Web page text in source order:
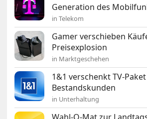
Generation des
in Telekom
Gamer verschieben
Preisexplosion
in Marktgeschehen
1&1 verschenkt TV-
Bestandskunden
in Unterhaltung